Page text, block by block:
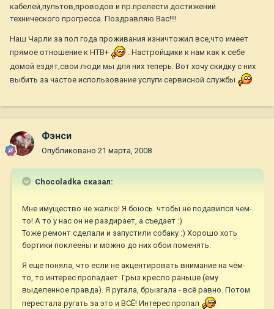
кабелей,пультов,проводов и пр.прелести достижений
технического прогресса. Поздравляю Вас!!!!
Наш Чарли за пол года проживания изничтожил все,что имеет
прямое отношение к НТВ+
. Настройщики к нам как к себе
домой ездят,свои люди мы для них теперь. Вот хочу скидку с них
выбить за частое использование услуги сервисной службы
Фэнси
Опубликовано 21 марта, 2008
Chocoladka сказал:
Мне имущество не жалко! Я боюсь. чтобы не подавился чем-
то! А то у нас он не раздирает, а съедает :)
Тоже ремонт сделали и запустили собаку :) Хорошо хоть
бортики поклеены и можно до них обои поменять.
Я еще поняла, что если не акцентировать внимание на чём-
то, то интерес пропадает. Грыз кресло раньше (ему
выделенное правда). Я ругала, брызгала - всё равно. Потом
перестала ругать за это и ВСЁ! Интерес пропал